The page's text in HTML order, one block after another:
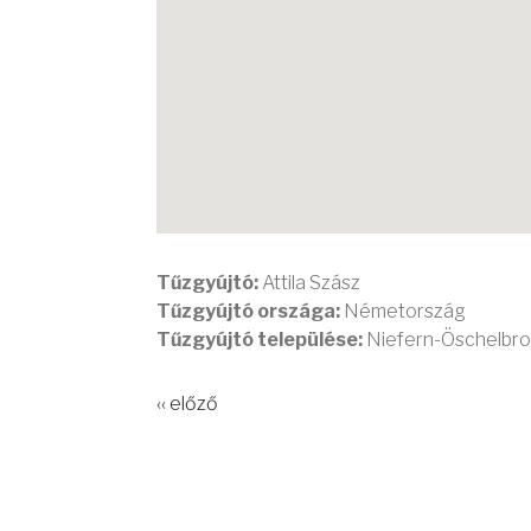
Tűzgyújtó: Attila Szász
Tűzgyújtó országa: Németország
Tűzgyújtó települése: Niefern-
‹‹ előző